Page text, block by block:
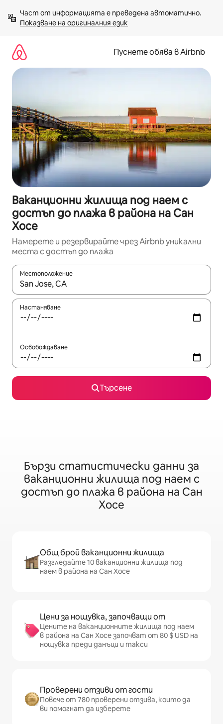
към
съдържанието
Показване на оригиналния език
Пуснете обява в Airbnb
Ваканционни жилища под наем с
достъп до плажа в района на Сан
Хосе
Намерете и резервирайте чрез Airbnb уникални
места с достъп до плажа
Местоположение
Когато резултатите се покажат, използвайте
Настаняване
Освобождаване
Търсене
Бързи статистически данни за
ваканционни жилища под наем с
достъп до плажа в района на Сан
Хосе
Общ брой ваканционни жилища
Разгледайте 10 ваканционни жилища под
наем в района на Сан Хосе
Цени за нощувка, започващи от
Цените на ваканционните жилища под наем
в района на Сан Хосе започват от 80 $ USD на
нощувка преди данъци и такси
Проверени отзиви от гости
Повече от 780 проверени отзива, които да
ви помогнат да изберете